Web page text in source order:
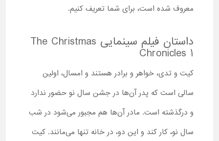
معروف شده است، برای شما تعریف کنیم.
داستان فیلم سینمایی The Christmas
Chronicles 1
کیت و تدی، خواهر و برادر هستند و امسال، اولین
سالی است که پدر آن‌ها در جشن سال نو حضور ندارد
و درگذشته است. مادر آن‌ها هم مجبور می‌شود در شب
سال نو، کار کند و این دو، در خانه تنها می‌مانند. کیت